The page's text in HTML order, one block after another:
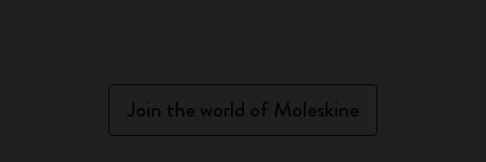
Join the world of Moleskine